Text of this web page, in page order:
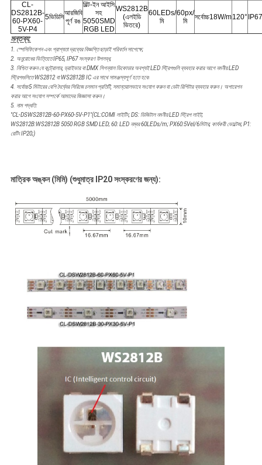
CL-
DS2812B-
60-PX60-
5V-P4
5ভিডিসিআরজিবি
পূর্ণ রঙ
বিল্ট-ইন আইসি
সহ
5050SMD
RGB LED
WS2812B
(এলইডি
ভিতরে)
60LEDs/
মি
60px/
মি
সর্বোচ্চ18W/m120° IP67
মন্তব্য:
1. স্পেসিফিকেশন এবং প্রাপ্যতাদ্রব্যেরবিজ্ঞপ্তি ছাড়াই পরিবর্তন সাপেক্ষে;
2. অনুরোধের ভিত্তিতে IP65, IP67 সংস্করণ উপলব্ধ;
3. নিশ্চিত করুন যে কন্ট্রোলার, ড্রাইভার বা DMX সিগন্যাল ডিকোডার অবশ্যই LED স্ট্রিপগুলি ব্যবহার করার আগে নমনীয় LED
স্ট্রিপগুলিতে WS2812 বা WS2812B IC এর সাথে সামঞ্জস্যপূর্ণ হতে হবে৷
4. সর্বোচ্চ5 মিটারের বেশি দৈর্ঘ্যের সিরিজে চলমান প্রতিটি, সমান্তরালভাবে সংযোগ করুন বা ডেটা রিপিটার ব্যবহার করুন। অপারেশন
করার আগে সংযোগ সম্পর্কে আমাদের জিজ্ঞাসা করুন।
5. নাম পদ্ধতি:
"CL-DSWS2812B-60-PX60-5V-P1"(CL:COMI লাইটিং; DS: ডিজিটাল নমনীয় LED স্ট্রিপ লাইট;
WS2812B:WS2812B 5050 RGB SMD LED; 60: LED নম্বর 60LEDs/m; PX60:5Vel/6মিটার; কার্যকরী ভোল্টেজ;P1:
রেটিং IP20;)
মাত্রিক অঙ্কন (মিমি) (শুধুমাত্র IP20 সংস্করণের জন্য):